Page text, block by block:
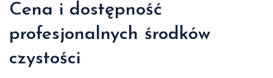
Cena i dostępność
profesjonalnych środków
czystości